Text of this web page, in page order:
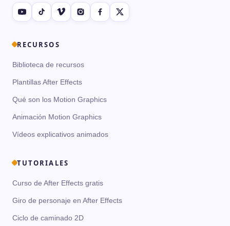
RECURSOS
Biblioteca de recursos
Plantillas After Effects
Qué son los Motion Graphics
Animación Motion Graphics
Vídeos explicativos animados
TUTORIALES
Curso de After Effects gratis
Giro de personaje en After Effects
Ciclo de caminado 2D